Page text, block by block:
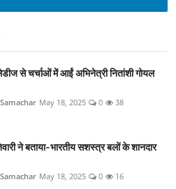
से चर्चाओं में आईं अभिनेत्री नितांशी गोयल
May 18, 2025 0 38
ने बताया-भारतीय सशस्त्र बलों के शानदार
May 18, 2025 0 16